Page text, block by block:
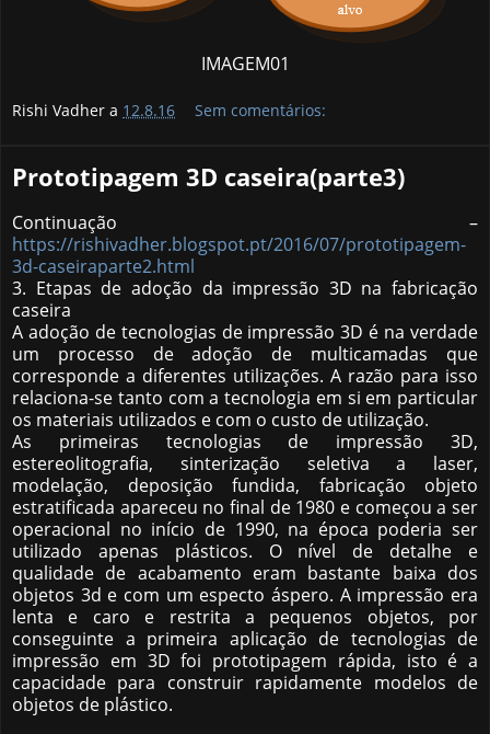
IMAGEM01
Rishi Vadher a 12.8.16 Sem comentários:
Prototipagem 3D caseira(parte3)
Continuação –
https://rishivadher.blogspot.pt/2016/07/prototipagem-
3d-caseiraparte2.html
3. Etapas de adoção da impressão 3D na fabricação
caseira
A adoção de tecnologias de impressão 3D é na verdade
um processo de adoção de multicamadas que
corresponde a diferentes utilizações. A razão para isso
relaciona-se tanto com a tecnologia em si em particular
os materiais utilizados e com o custo de utilização.
As primeiras tecnologias de impressão 3D,
estereolitografia, sinterização seletiva a laser,
modelação, deposição fundida, fabricação objeto
estratificada apareceu no final de 1980 e começou a ser
operacional no início de 1990, na época poderia ser
utilizado apenas plásticos. O nível de detalhe e
qualidade de acabamento eram bastante baixa dos
objetos 3d e com um especto áspero. A impressão era
lenta e caro e restrita a pequenos objetos, por
conseguinte a primeira aplicação de tecnologias de
impressão em 3D foi prototipagem rápida, isto é a
capacidade para construir rapidamente modelos de
objetos de plástico.